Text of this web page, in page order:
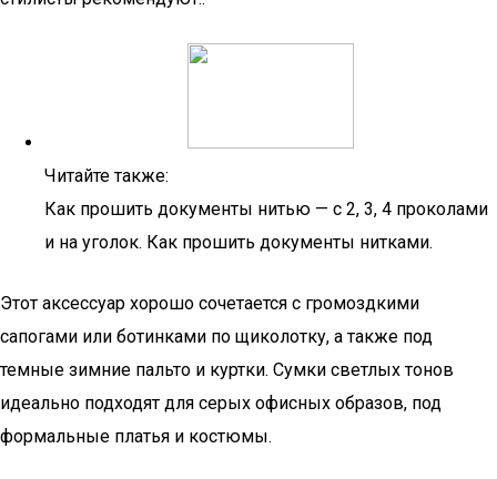
Читайте также:
Как прошить документы нитью — с 2, 3, 4 проколами
и на уголок. Как прошить документы нитками.
Этот аксессуар хорошо сочетается с громоздкими
сапогами или ботинками по щиколотку, а также под
темные зимние пальто и куртки. Сумки светлых тонов
идеально подходят для серых офисных образов, под
формальные платья и костюмы.